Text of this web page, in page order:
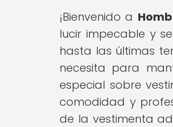
¡Bienvenido a
lucir impecable y
hasta las últimas
necesita para
especial sobre
comodidad y
de la vestimenta